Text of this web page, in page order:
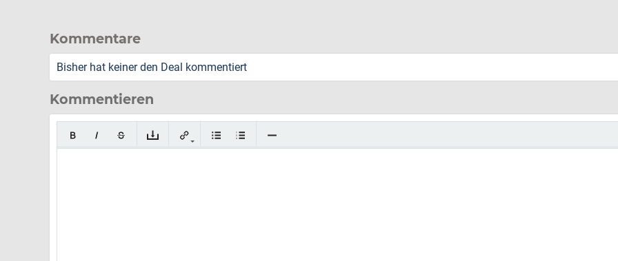
Kommentare
Bisher hat keiner den Deal kommentiert
Kommentieren